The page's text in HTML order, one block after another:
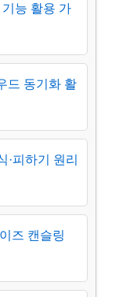
능 활용 가
드 동기화 활
·피하기 원리
즈 캔슬링